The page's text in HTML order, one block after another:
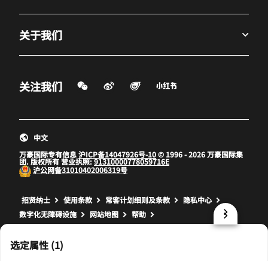
选定属性 (1)
关于我们
关注我们 微信扫一扫
微博
打开新窗口
飞猪
打开新窗口打开新窗口
万豪国际专有信息沪ICP备14047926号-10© 1996 - 2026 万豪国际集
团. 版权所有 营业执照:91310000778059716E
沪公网备31010402006319号
中文
招贤纳士 打开新窗口
使用条款 打开新窗口
常客计划细则及条款 打开新窗口
隐私中心
数字化无障碍设施
网站地图 帮助
prod32,F0DDD606-C98F-55B0-ADDE-47406F4D08F9,NA